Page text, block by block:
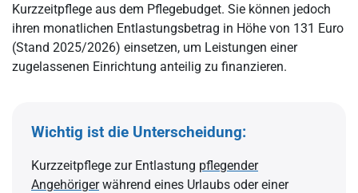
Kurzzeitpflege aus dem Pflegebudget. Sie können jedoch
ihren monatlichen Entlastungsbetrag in Höhe von 131 Euro
(Stand 2025/2026) einsetzen, um Leistungen einer
zugelassenen Einrichtung anteilig zu finanzieren.
Wichtig ist die Unterscheidung:
Kurzzeitpflege zur Entlastung pflegender
Angehörigerwährend eines Urlaubs oder einer